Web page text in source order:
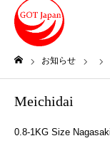
お知らせ
Meichidai
0.8-1KG Size Nagasaki